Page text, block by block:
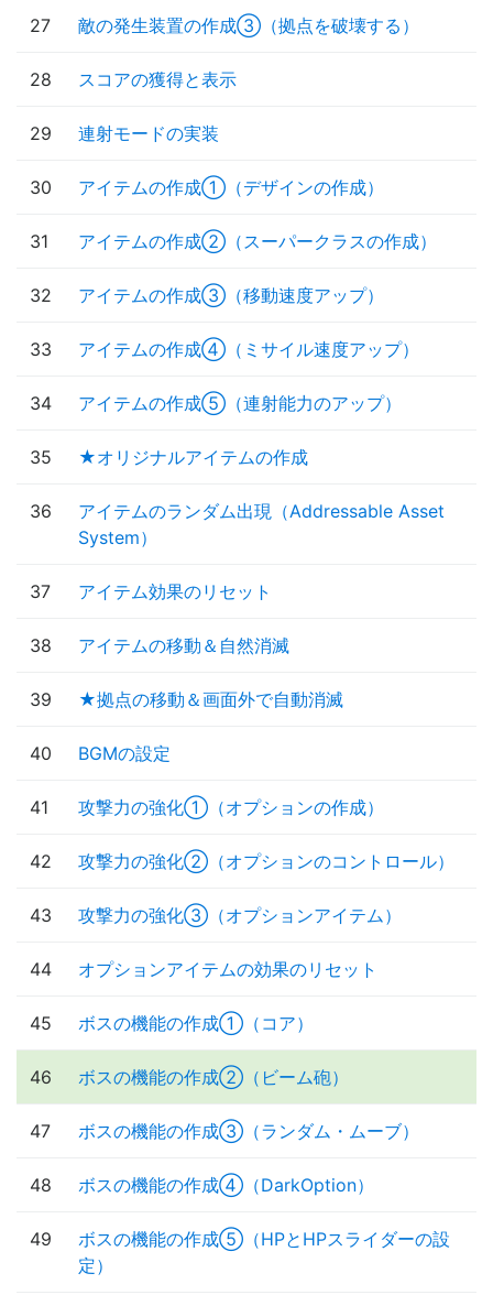
27 敵の発生装置の作成③（拠点を破壊する）
28 スコアの獲得と表示
29 連射モードの実装
30 アイテムの作成①（デザインの作成）
31 アイテムの作成②（スーパークラスの作成）
32 アイテムの作成③（移動速度アップ）
33 アイテムの作成④（ミサイル速度アップ）
34 アイテムの作成⑤（連射能力のアップ）
35 ★オリジナルアイテムの作成
36
アイテムのランダム出現（Addressable Asset
System）
37 アイテム効果のリセット
38 アイテムの移動＆自然消滅
39 ★拠点の移動＆画面外で自動消滅
40 BGMの設定
41 攻撃力の強化①（オプションの作成）
42 攻撃力の強化②（オプションのコントロール）
43 攻撃力の強化③（オプションアイテム）
44 オプションアイテムの効果のリセット
45 ボスの機能の作成①（コア）
46 ボスの機能の作成②（ビーム砲）
47 ボスの機能の作成③（ランダム・ムーブ）
48 ボスの機能の作成④（DarkOption）
49
ボスの機能の作成⑤（HPとHPスライダーの設
定）